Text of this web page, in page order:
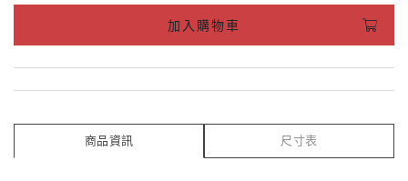
加入購物車
商品資訊 尺寸表